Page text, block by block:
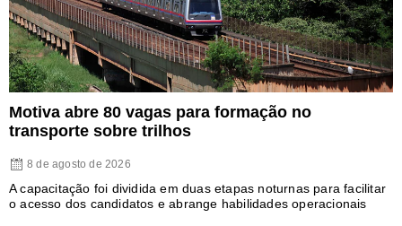
Motiva abre 80 vagas para formação no
transporte sobre trilhos
8 de agosto de 2026
A capacitação foi dividida em duas etapas noturnas para facilitar
o acesso dos candidatos e abrange habilidades operacionais